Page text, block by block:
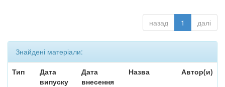
назад 1 далі
Знайдені матеріали:
Тип
Дата
випуску
Дата
внесення
Назва Автор(и)